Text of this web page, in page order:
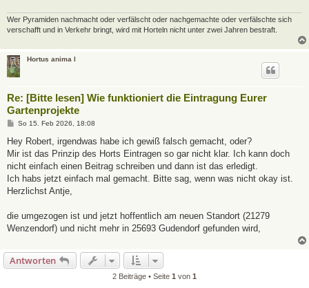
Wer Pyramiden nachmacht oder verfälscht oder nachgemachte oder verfälschte sich
verschafft und in Verkehr bringt, wird mit Horteln nicht unter zwei Jahren bestraft.
Hortus anima l
Re: [Bitte lesen] Wie funktioniert die Eintragung Eurer
Gartenprojekte
B
i
r
a
So 15. Feb 2026, 18:08
Hey Robert, irgendwas habe ich gewiß falsch gemacht, oder?
Mir ist das Prinzip des Horts Eintragen so gar nicht klar. Ich kann doch
nicht einfach einen Beitrag schreiben und dann ist das erledigt.
Ich habs jetzt einfach mal gemacht. Bitte sag, wenn was nicht okay ist.
Herzlichst Antje,
die umgezogen ist und jetzt hoffentlich am neuen Standort (21279
Wenzendorf) und nicht mehr in 25693 Gudendorf gefunden wird,
Antworten
2 Beiträge • Seite 1 von 1